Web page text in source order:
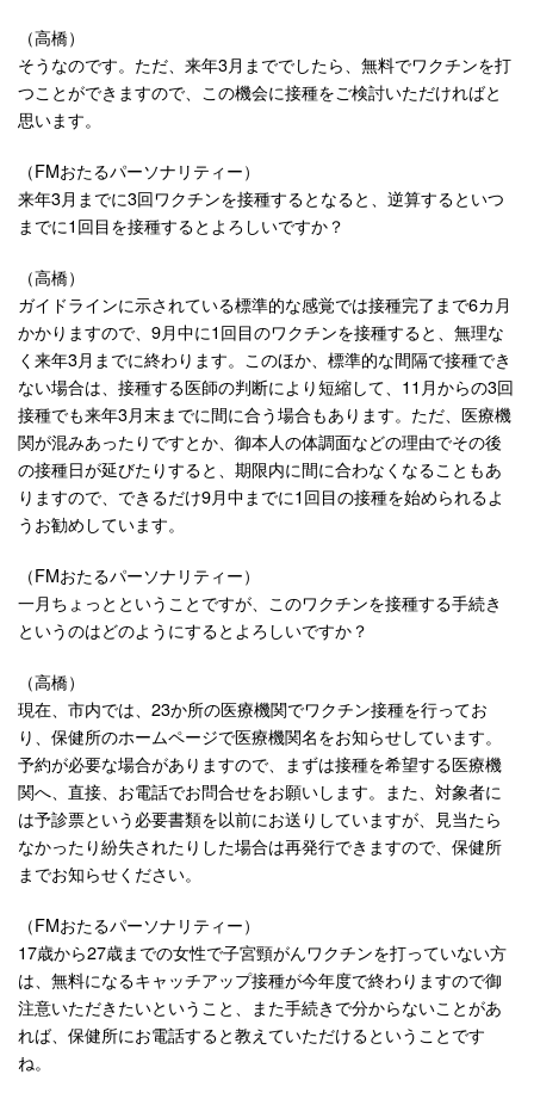
（高橋）
そうなのです。ただ、来年3月まででしたら、無料でワクチンを打
つことができますので、この機会に接種をご検討いただければと
思います。
（FMおたるパーソナリティー）
来年3月までに3回ワクチンを接種するとなると、逆算するといつ
までに1回目を接種するとよろしいですか？
（高橋）
ガイドラインに示されている標準的な感覚では接種完了まで6カ月
かかりますので、9月中に1回目のワクチンを接種すると、無理な
く来年3月までに終わります。このほか、標準的な間隔で接種でき
ない場合は、接種する医師の判断により短縮して、11月からの3回
接種でも来年3月末までに間に合う場合もあります。ただ、医療機
関が混みあったりですとか、御本人の体調面などの理由でその後
の接種日が延びたりすると、期限内に間に合わなくなることもあ
りますので、できるだけ9月中までに1回目の接種を始められるよ
うお勧めしています。
（FMおたるパーソナリティー）
一月ちょっとということですが、このワクチンを接種する手続き
というのはどのようにするとよろしいですか？
（高橋）
現在、市内では、23か所の医療機関でワクチン接種を行ってお
り、保健所のホームページで医療機関名をお知らせしています。
予約が必要な場合がありますので、まずは接種を希望する医療機
関へ、直接、お電話でお問合せをお願いします。また、対象者に
は予診票という必要書類を以前にお送りしていますが、見当たら
なかったり紛失されたりした場合は再発行できますので、保健所
までお知らせください。
（FMおたるパーソナリティー）
17歳から27歳までの女性で子宮頸がんワクチンを打っていない方
は、無料になるキャッチアップ接種が今年度で終わりますので御
注意いただきたいということ、また手続きで分からないことがあ
れば、保健所にお電話すると教えていただけるということです
ね。